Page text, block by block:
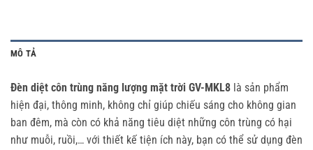
MÔ TẢ
Đèn diệt côn trùng năng lượng mặt trời GV-MKL8 là sản phẩm
hiện đại, thông minh, không chỉ giúp chiếu sáng cho không gian
ban đêm, mà còn có khả năng tiêu diệt những côn trùng có hại
như muỗi, ruồi,… với thiết kế tiện ích này, bạn có thể sử dụng đèn